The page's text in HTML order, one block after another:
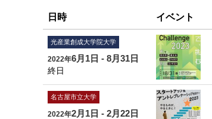
日時 イベント
光産業創成大学院大学
2022年6月1日 - 8月31日
終日
名古屋市立大学
2022年2月1日 - 2月22日